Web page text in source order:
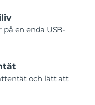
en enda USB-
och lätt att